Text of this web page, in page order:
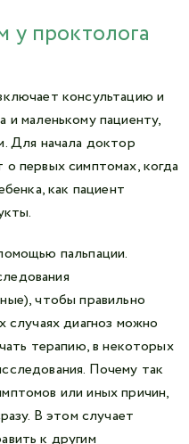
у проктолога
консультацию и
маленькому пациенту,
Для начала доктор
первых симптомах, когда
как пациент
пальпации.
чтобы правильно
случаях диагноз можно
терапию, в некоторых
Почему так
или иных причин,
В этом случает
к другим